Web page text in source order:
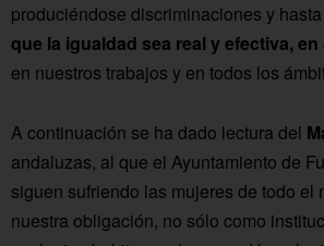
produciéndose discriminaciones y
que la igualdad sea real y efectiva, en
en nuestros trabajos y en todos los
A continuación se ha dado lectura del
andaluzas, al que el Ayuntamiento de
siguen sufriendo las mujeres de todo
nuestra obligación, no sólo como